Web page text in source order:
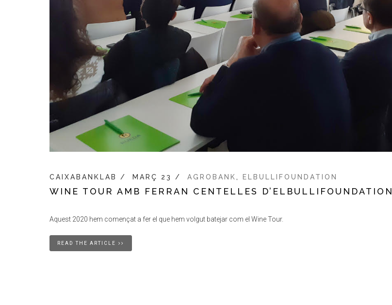
CAIXABANKLAB / MARÇ 23 / AGROBANK , ELBULLIFOUNDATION
WINE TOUR AMB FERRAN CENTELLES D’ELBULLIFOUNDATION
Aquest 2020 hem començat a fer el que hem volgut batejar com el Wine Tour.
READ THE ARTICLE